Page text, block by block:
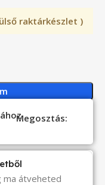
raktárkészlet )
Megosztás:
ma átveheted